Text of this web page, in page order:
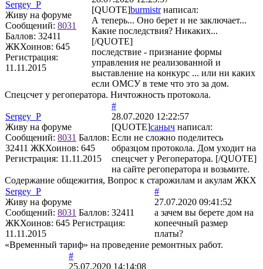
Sergey_P
Живу на форуме
Сообщений: 8031
Баллов: 32411
ЖКХоинов: 645
Регистрация:
11.11.2015
[QUOTE]burmistrнаписал:
А теперь... Оно берет и не заключает...
Какие последствия? Никаких...
[/QUOTE]
последствие - признание формы
управления не реализованной и
выставление на конкурс ... или ни каких
если ОМСУ в теме что это за дом.
Спецсчет у регоператора. Ничтожность протокола.
Sergey_P
Живу на форуме
Сообщений: 8031 Баллов:
32411 ЖКХоинов: 645
Регистрация: 11.11.2015
#
28.07.2020 12:22:57
[QUOTE]саныч написал:
Если не сложно поделитесь
образцом протокола. Дом уходит на
спецсчет у Регоператора. [/QUOTE]
на сайте регоператора и возьмите.
Содержание общежития, Вопрос к старожилам и акулам ЖКХ
Sergey_P
Живу на форуме
Сообщений: 8031 Баллов: 32411
ЖКХоинов: 645 Регистрация:
11.11.2015
#
27.07.2020 09:41:52
а зачем вы берете дом на
копеечный размер
платы?
«Временный тариф» на проведение ремонтных работ.
#
25.07.2020 14:14:08